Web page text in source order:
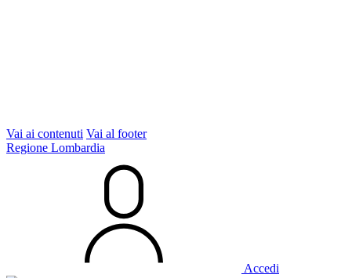
Vai ai contenuti Vai al footer
Regione Lombardia
Accedi